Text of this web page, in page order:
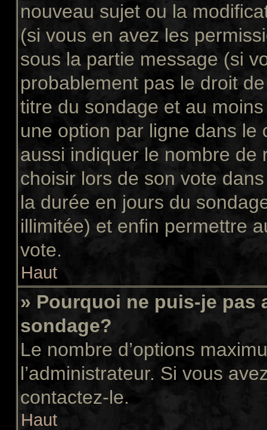
nouveau sujet ou la
(si vous en avez les
sous la partie message (si
probablement pas le droit
titre du sondage et au
une option par ligne dans le
aussi indiquer le nombre de
choisir lors de son vote
la durée en jours du
illimitée) et enfin permettre
vote.
Haut
» Pourquoi ne puis-je pas
sondage?
Le nombre d’options
l’administrateur. Si vous
contactez-le.
Haut